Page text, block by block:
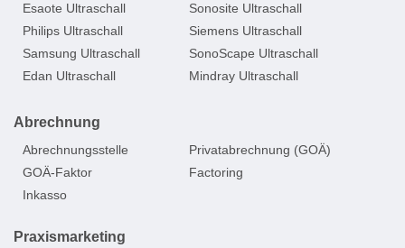
Esaote Ultraschall
Sonosite Ultraschall
Philips Ultraschall
Siemens Ultraschall
Samsung Ultraschall
SonoScape Ultraschall
Edan Ultraschall
Mindray Ultraschall
Abrechnung
Abrechnungsstelle
Privatabrechnung (GOÄ)
GOÄ-Faktor
Factoring
Inkasso
Praxismarketing